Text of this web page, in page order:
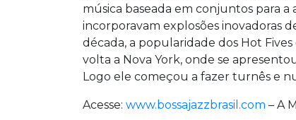
música baseada em conjuntos para
incorporavam explosões inovadoras
década, a popularidade dos Hot
volta a Nova York, onde se
Logo ele começou a fazer turnês e
Acesse: www.bossajazzbrasil.com – A